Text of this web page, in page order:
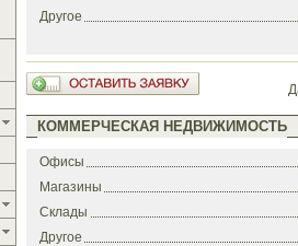
Другое
КОММЕРЧЕСКАЯ НЕДВИЖИМОСТЬ
Офисы
Магазины
Склады
Другое